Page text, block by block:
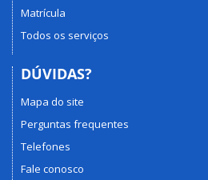
Matrícula
Todos os serviços
DÚVIDAS?
Mapa do site
Perguntas frequentes
Telefones
Fale conosco